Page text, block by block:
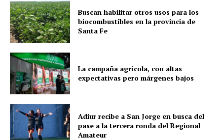
Buscan habilitar otros usos para los
biocombustibles en la provincia de
Santa Fe
La campaña agrícola, con altas
expectativas pero márgenes bajos
Adiur recibe a San Jorge en busca del
pase a la tercera ronda del Regional
Amateur